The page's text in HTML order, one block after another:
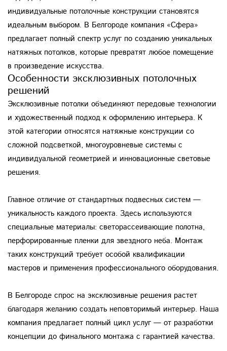
индивидуальные потолочные конструкции становятся
идеальным выбором. В Белгороде компания «Сфера»
предлагает полный спектр услуг по созданию уникальных
натяжных потолков, которые превратят любое помещение
в произведение искусства.
Особенности эксклюзивных потолочных
решений
Эксклюзивные потолки объединяют передовые технологии
и художественный подход к оформлению интерьера. К
этой категории относятся натяжные конструкции со
сложной подсветкой, многоуровневые системы с
индивидуальной геометрией и инновационные световые
решения.
Главное отличие от стандартных подвесных систем —
уникальность каждого проекта. Здесь используются
специальные материалы: светорассеивающие полотна,
перфорированные пленки для звездного неба. Монтаж
таких конструкций требует особой квалификации
мастеров и применения профессионального оборудования.
В Белгороде спрос на эксклюзивные решения растет
благодаря желанию создать неповторимый интерьер. Наша
компания предлагает полный цикл услуг — от разработки
концепции до финального монтажа с гарантией качества.